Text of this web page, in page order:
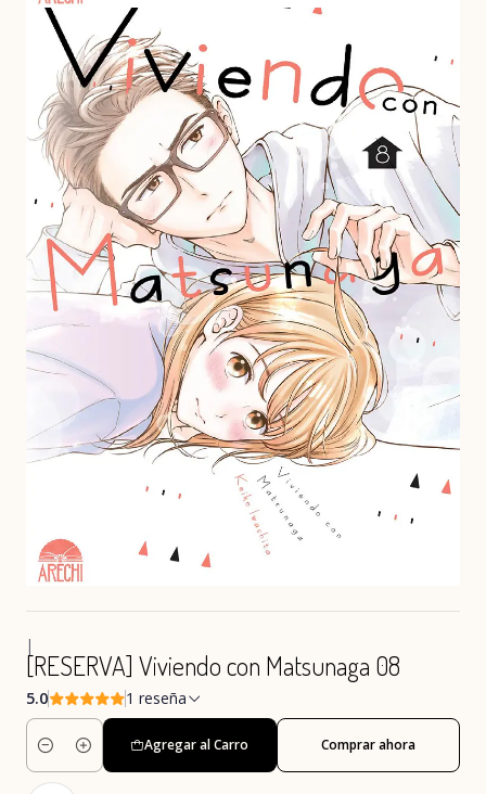
|
[RESERVA] Viviendo con Matsunaga 08
5.0 1 reseña
Cantidad
Agregar al Carro Comprar ahora